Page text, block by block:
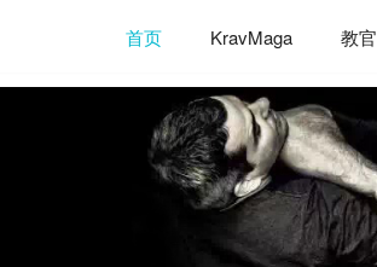
首页 KravMaga 教